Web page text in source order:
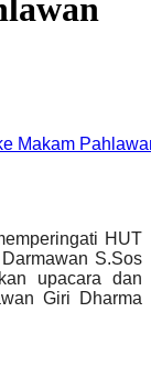
HUT
S.Sos
upacara dan
Giri Dharma